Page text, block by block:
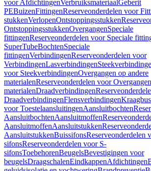
voor AfdichtingenVerbruiksmateriaalGeberit
PEBuizenFittingenReserveonderdelen voor
stukkenVerlopenOntstoppingsstukken
OntstoppingsstukkenOvergangenSpeciale
fittingenReserveonderdelen voor Speciale
SuperTubeBochtenSpeciale
fittingenVerbindingenReserveonderdelen voor
VerbindingenLasverbindingen
voor SteekverbindingenOvergangen op andere
materialenReserveonderdelen voor
materialenDraadverbindingen
DraadverbindingenFlensverbindingen
voor ToestelaansluitingenAansluitbochten
AansluitbochtenAansluitmoffen
AansluitmoffenAansluitstukken
AansluitstukkenBuissifonsReserveonderdelen
sifonsReserveonderdelen voor S-
sifonsToebehorenBeugelsBevestigingen voor
beugelsDraagschalenEindkappenAfdichtingen